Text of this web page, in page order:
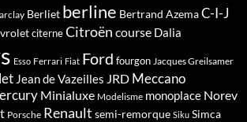
Berliet berline Bertrand AzemaC-I-J
citerneCitroën course Dalia
Esso Ferrari Fiat Ford fourgon Jacques Greilsamer
Jean de Vazeilles JRD Meccano
Minialuxe Modelisme monoplace Norev
Porsche Renault semi-remorque Siku Simca